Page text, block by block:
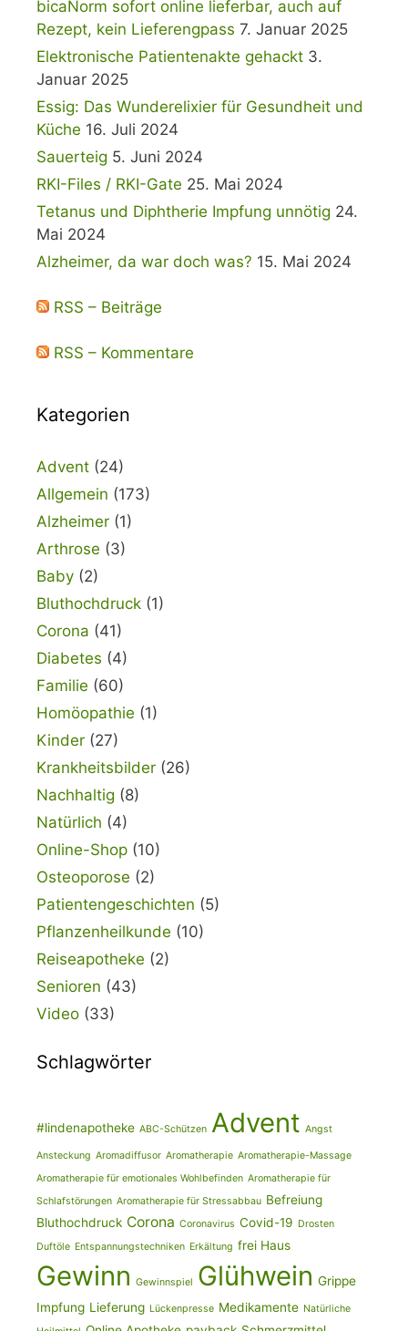
bicaNorm sofort online lieferbar, auch auf
Rezept, kein Lieferengpass 7. Januar 2025
Elektronische Patientenakte gehackt 3.
Januar 2025
Essig: Das Wunderelixier für Gesundheit und
Küche 16. Juli 2024
Sauerteig 5. Juni 2024
RKI-Files / RKI-Gate 25. Mai 2024
Tetanus und Diphtherie Impfung unnötig 24.
Mai 2024
Alzheimer, da war doch was? 15. Mai 2024
RSS – Beiträge
RSS – Kommentare
Kategorien
Advent (24)
Allgemein (173)
Alzheimer (1)
Arthrose (3)
Baby (2)
Bluthochdruck (1)
Corona (41)
Diabetes (4)
Familie (60)
Homöopathie (1)
Kinder (27)
Krankheitsbilder (26)
Nachhaltig (8)
Natürlich (4)
Online-Shop (10)
Osteoporose (2)
Patientengeschichten (5)
Pflanzenheilkunde (10)
Reiseapotheke (2)
Senioren (43)
Video (33)
Schlagwörter
#lindenapotheke ABC-Schützen Advent Angst
Ansteckung Aromadiffusor Aromatherapie Aromatherapie-Massage
Aromatherapie für emotionales Wohlbefinden Aromatherapie für
Schlafstörungen Aromatherapie für Stressabbau Befreiung
Bluthochdruck Corona Coronavirus Covid-19 Drosten
Duftöle Entspannungstechniken Erkältung frei Haus
Gewinn Gewinnspiel Glühwein Grippe
Impfung Lieferung Lückenpresse Medikamente Natürliche